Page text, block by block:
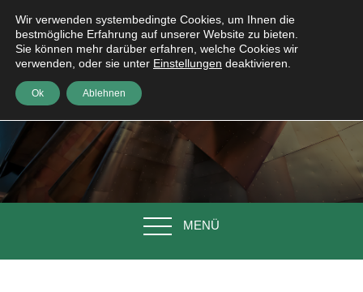
MENÜ
Wir verwenden systembedingte Cookies, um Ihnen die
bestmögliche Erfahrung auf unserer Website zu bieten.
Sie können mehr darüber erfahren, welche Cookies wir
verwenden, oder sie unter Einstellungen deaktivieren.
Ok Ablehnen